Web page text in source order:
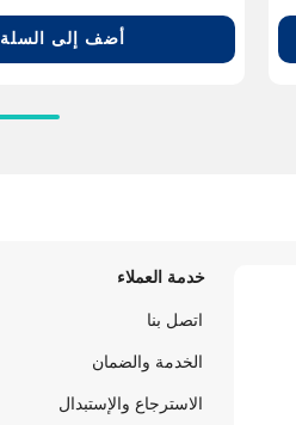
أضف إلى السلة
خدمة العملاء
اتصل بنا
الخدمة والضمان
الاسترجاع والإستبدال